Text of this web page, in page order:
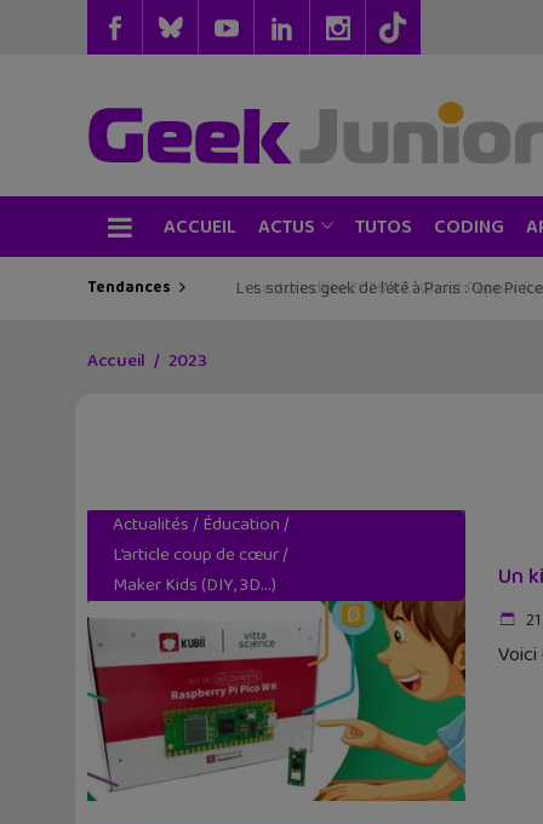
ACCUEIL ACTUS TUTOS CODING
Tendances Les sorties geek de l’été à Paris : One
Accueil 2023
Actualités/ Éducation/
L’article coup de cœur/
Maker Kids (DIY, 3D...)
Un